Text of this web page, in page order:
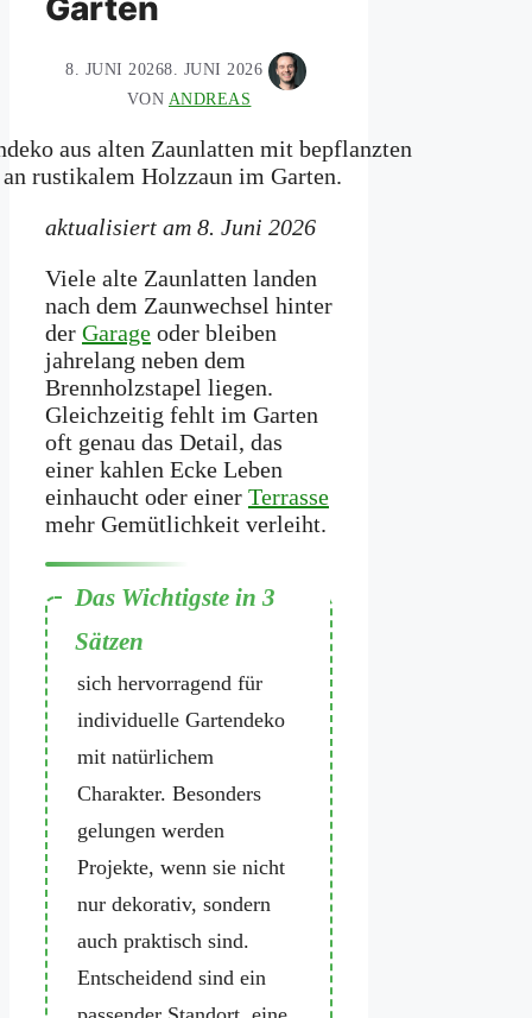
Garten
8. JUNI 20268. JUNI 2026
VON ANDREAS
aktualisiert am 8. Juni 2026
Viele alte Zaunlatten landen
nach dem Zaunwechsel hinter
der Garage oder bleiben
jahrelang neben dem
Brennholzstapel liegen.
Gleichzeitig fehlt im Garten
oft genau das Detail, das
einer kahlen Ecke Leben
einhaucht oder einer Terrasse
mehr Gemütlichkeit verleiht.
Alte Zaunlatten eignen
sich hervorragend für
individuelle Gartendeko
mit natürlichem
Charakter. Besonders
gelungen werden
Projekte, wenn sie nicht
nur dekorativ, sondern
auch praktisch sind.
Entscheidend sind ein